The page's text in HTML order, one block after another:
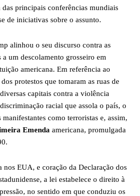
principais conferências mundiais
de iniciativas sobre o assunto.
alinhou o seu discurso contra as
um descolamento grosseiro em
americana. Em referência ao
protestos que tomaram as ruas de
capitais contra a violência
racial que assola o país, o
como terroristas e, assim,
Emenda americana, promulgada
nos EUA, e coração da Declaração dos
a lei estabelece o direito à
no sentido em que conduziu os